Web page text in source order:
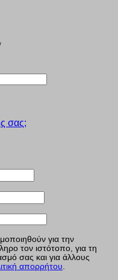
Απαιτείται
σας;
για την
τον ιστότοπο, για τη
σας και για άλλους
απορρήτου.